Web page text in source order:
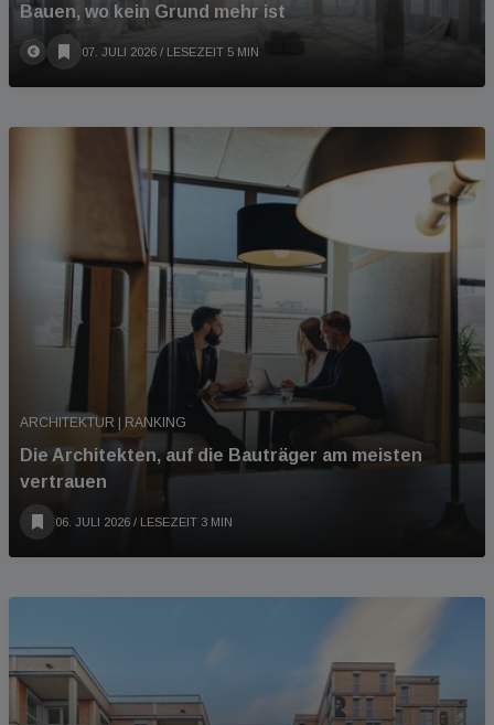
Bauen, wo kein Grund mehr ist
07. JULI 2026 / LESEZEIT 5 MIN
ARCHITEKTUR | RANKING
Die Architekten, auf die Bauträger am meisten
vertrauen
06. JULI 2026 / LESEZEIT 3 MIN